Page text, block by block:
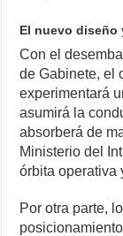
El nuevo diseño
Con el
de Gabinete, el
experimentará
asumirá la
absorberá de
Ministerio del
órbita operativa
Por otra parte,